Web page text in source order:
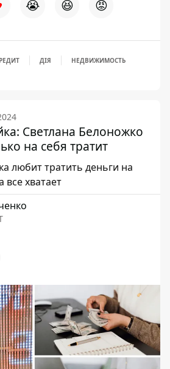
😭 😆 😡
ДІЯ НЕДВИЖИМОСТЬ
Светлана Белоножко
на себя тратит
любит тратить деньги на
хватает